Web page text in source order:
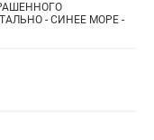
- СИНЕЕ МОРЕ -